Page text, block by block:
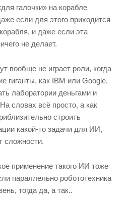
галочки» на корабле
если для этого приходится
и даже если эта
не делает.
вообще не играет роли, когда
гиганты, как IBM или Google,
лаборатории деньгами и
словах всё просто, а как
строить
какой-то задачи для ИИ,
сложности.
применение такого ИИ тоже
параллельно робототехника
тогда да, а так..